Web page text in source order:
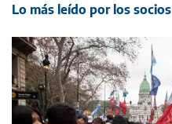
Lo más leído por los socios